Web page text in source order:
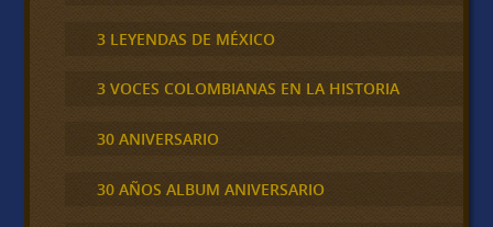
3 LEYENDAS DE MÉXICO
3 VOCES COLOMBIANAS EN LA HISTORIA
30 ANIVERSARIO
30 AÑOS ALBUM ANIVERSARIO